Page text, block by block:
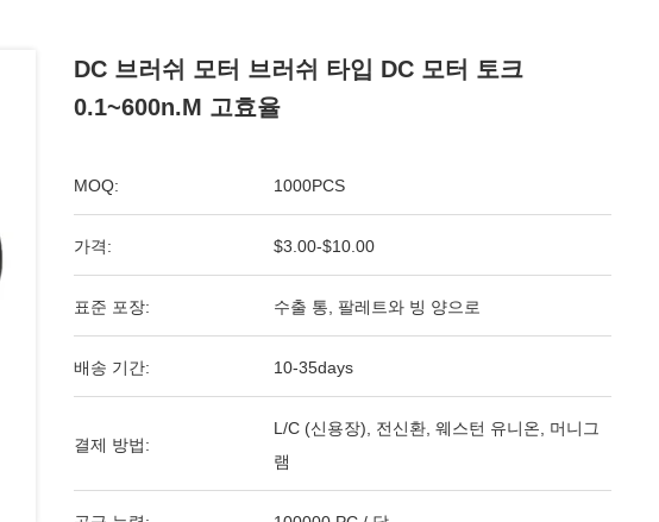
DC 브러쉬 모터 브러쉬 타입 DC 모터 토크
0.1~600n.M 고효율
MOQ: 1000PCS
가격: $3.00-$10.00
표준 포장: 수출 통, 팔레트와 빙 양으로
배송 기간: 10-35days
결제 방법:
L/C (신용장), 전신환, 웨스턴 유니온, 머니그
램